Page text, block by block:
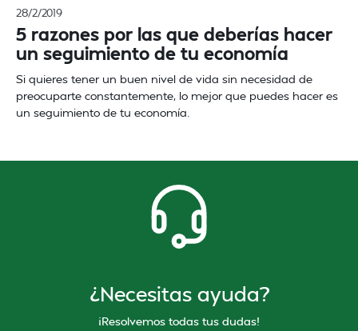
28/2/2019
5 razones por las que deberías hacer
un seguimiento de tu economía
Si quieres tener un buen nivel de vida sin necesidad de
preocuparte constantemente, lo mejor que puedes hacer es
un seguimiento de tu economía.
¿Necesitas ayuda?
¡Resolvemos todas tus dudas!